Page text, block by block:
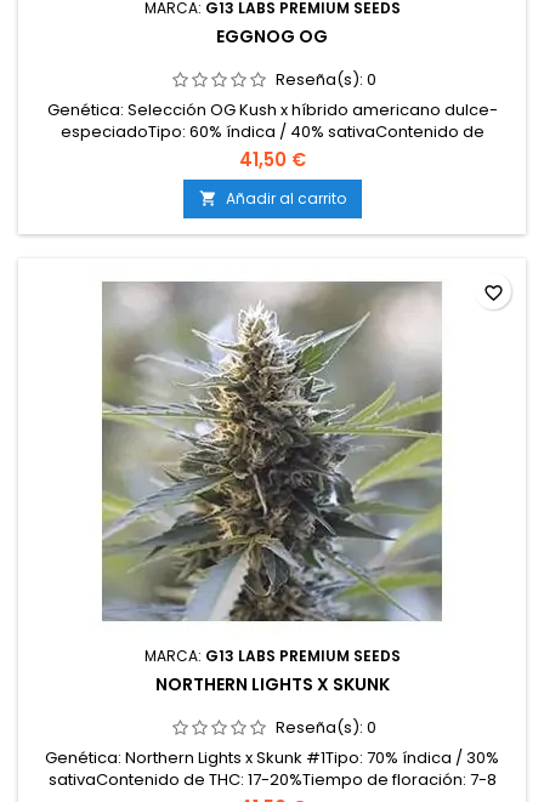
MARCA: G13 LABS PREMIUM SEEDS
EGGNOG OG
Reseña(s): 0
Genética: Selección OG Kush x híbrido americano dulce-
especiadoTipo: 60% índica / 40% sativaContenido de
THC: 20-22%Tiempo de floración: 8-9 semanas en
interiorProducción en interior: 450-550 g/m²Producción en
exterior: 600-750 g/plantaAltura: 80-110 cm en interior; hasta
200 cm en exteriorAromas y sabores: Dulces y cremosos
con...
41,50 €
 Añadir al carrito
MARCA: G13 LABS PREMIUM SEEDS
NORTHERN LIGHTS X SKUNK
Reseña(s): 0
Genética: Northern Lights x Skunk #1Tipo: 70% índica / 30%
sativaContenido de THC: 17-20%Tiempo de floración: 7-8
favorite_border